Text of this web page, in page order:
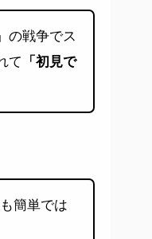
の戦争でス
て 「初見で
簡単では